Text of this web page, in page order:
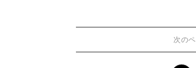
次の